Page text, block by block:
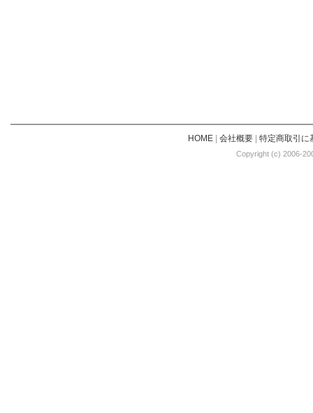
HOME| 会社概要| 特定商取引に
Copyright (c) 2006-